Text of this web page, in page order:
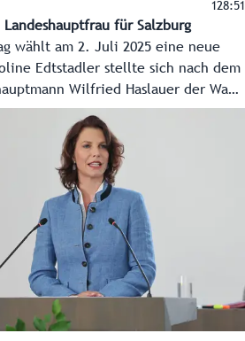
128:51
für Salzburg
wählt am 2. Juli 2025 eine neue
Edtstadler stellte sich nach dem
Wilfried Haslauer der Wahl
angelobt. Hier der
Salzburger Landtag mit allen